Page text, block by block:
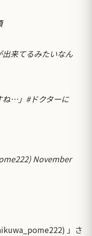
来てるみたいなん
…」 #ドクターに
November
」さ